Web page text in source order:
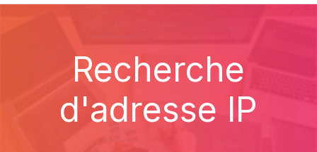
Recherche
d'adresse IP